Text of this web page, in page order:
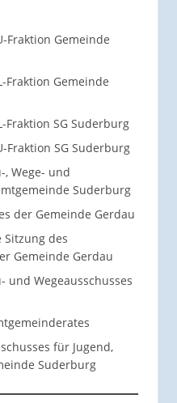
Fraktion Gemeinde
Fraktion Gemeinde
Fraktion SG Suderburg
Fraktion SG Suderburg
, Wege- und
Suderburg
der Gemeinde Gerdau
des
Gemeinde Gerdau
und Wegeausschusses
für Jugend,
Suderburg